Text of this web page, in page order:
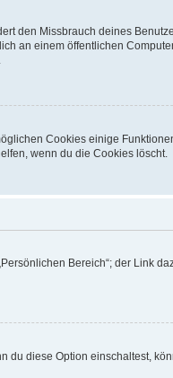
den Missbrauch deines
an einem öffentlichen
Cookies einige
wenn du die Cookies löscht.
Bereich“; der Link
diese Option einschaltest,